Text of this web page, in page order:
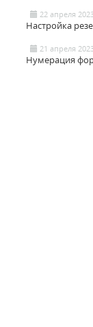
22 апреля
Настройка
21 апреля
Нумерация